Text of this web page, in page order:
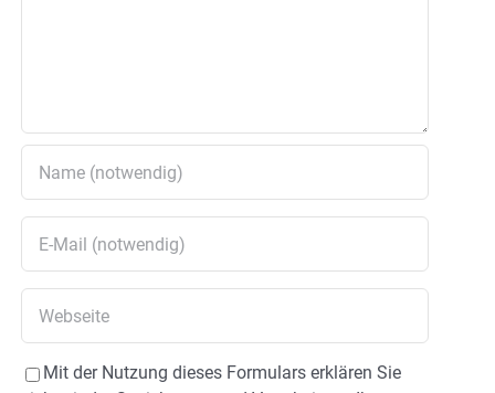
Mit der Nutzung dieses Formulars erklären Sie